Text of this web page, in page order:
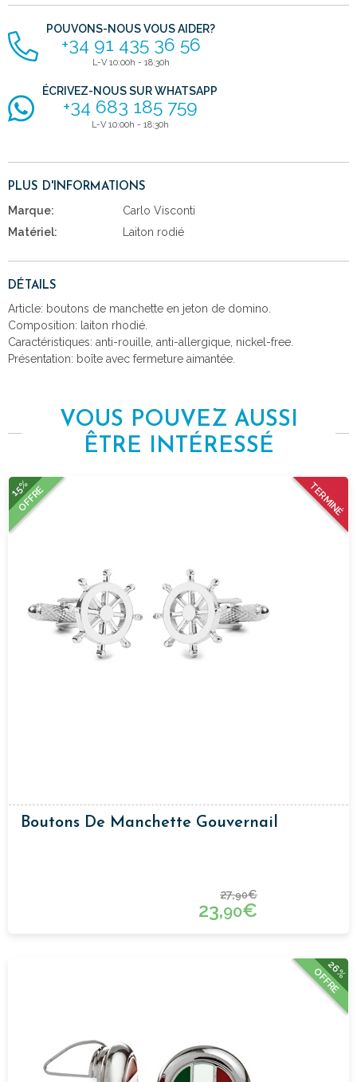
POUVONS-NOUS VOUS AIDER?
+34 91 435 36 56
L-V 10:00h - 18:30h
ÉCRIVEZ-NOUS SUR WHATSAPP
+34 683 185 759
L-V 10:00h - 18:30h
PLUS D'INFORMATIONS
Marque:
Carlo Visconti
Matériel:
Laiton rodié
DÉTAILS
Article: boutons de manchette en jeton de domino.
Composition: laiton rhodié.
Caractéristiques: anti-rouille, anti-allergique, nickel-free.
Présentation: boîte avec fermeture aimantée.
VOUS POUVEZ AUSSI
ÊTRE INTÉRESSÉ
TERMINÉ
15%
OFFRE
Boutons De Manchette Gouvernail
27,90€
23,90€
26%
OFFRE